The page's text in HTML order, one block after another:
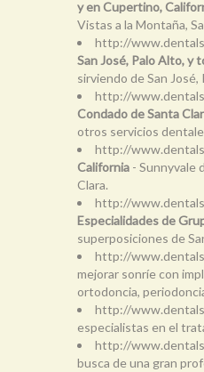
y en Cupertino,
Vistas a la Montaña,
http://
San José, Palo Alto, y
sirviendo de San
http://
Condado de Santa
otros servicios
http://
California - Sunnyvale
Clara.
http://
Especialidades de
superposiciones de
http://
mejorar sonríe con
ortodoncia,
http://
especialistas en el
http://
busca de una gran